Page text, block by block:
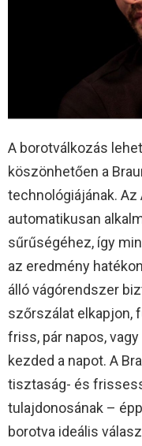
A borotválkozás
köszönhetően a
technológiájának.
automatikusan
sűrűségéhez, így
az eredmény
álló vágórendszer
szőrszálat elkapjon,
friss, pár napos,
kezded a napot. A
tisztaság- és
tulajdonosának –
borotva ideális